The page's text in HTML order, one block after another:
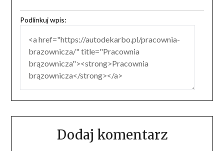
Podlinkuj wpis:
Dodaj komentarz